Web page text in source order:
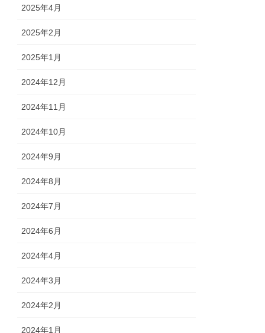
2025年4月
2025年2月
2025年1月
2024年12月
2024年11月
2024年10月
2024年9月
2024年8月
2024年7月
2024年6月
2024年4月
2024年3月
2024年2月
2024年1月